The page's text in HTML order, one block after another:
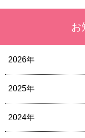
お
2026年
2025年
2024年